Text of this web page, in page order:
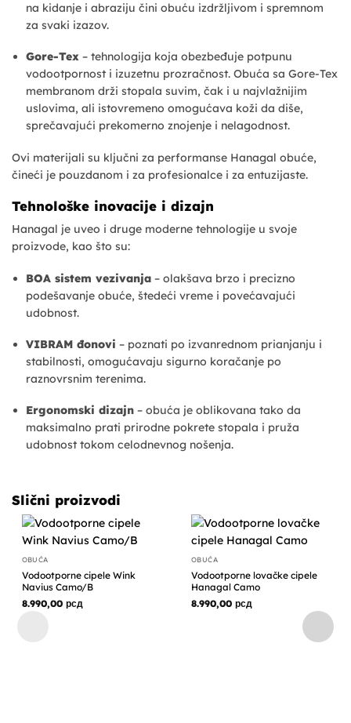
na kidanje i abraziju čini obuću izdržljivom i spremnom
za svaki izazov.
Gore-Tex – tehnologija koja obezbeđuje potpunu
vodootpornost i izuzetnu prozračnost. Obuća sa Gore-Tex
membranom drži stopala suvim, čak i u najvlažnijim
uslovima, ali istovremeno omogućava koži da diše,
sprečavajući prekomerno znojenje i nelagodnost.
Ovi materijali su ključni za performanse Hanagal obuće,
čineći je pouzdanom i za profesionalce i za entuzijaste.
Tehnološke inovacije i dizajn
Hanagal je uveo i druge moderne tehnologije u svoje
proizvode, kao što su:
BOA sistem vezivanja – olakšava brzo i precizno
podešavanje obuće, štedeći vreme i povećavajući
udobnost.
VIBRAM đonovi – poznati po izvanrednom prianjanju i
stabilnosti, omogućavaju sigurno koračanje po
raznovrsnim terenima.
Ergonomski dizajn – obuća je oblikovana tako da
maksimalno prati prirodne pokrete stopala i pruža
udobnost tokom celodnevnog nošenja.
Slični proizvodi
OBUĆA
Vodootporne cipele Wink
Navius Camo/B
8.990,00 рсд
OBUĆA
Vodootporne lovačke cipele
Hanagal Camo
8.990,00 рсд